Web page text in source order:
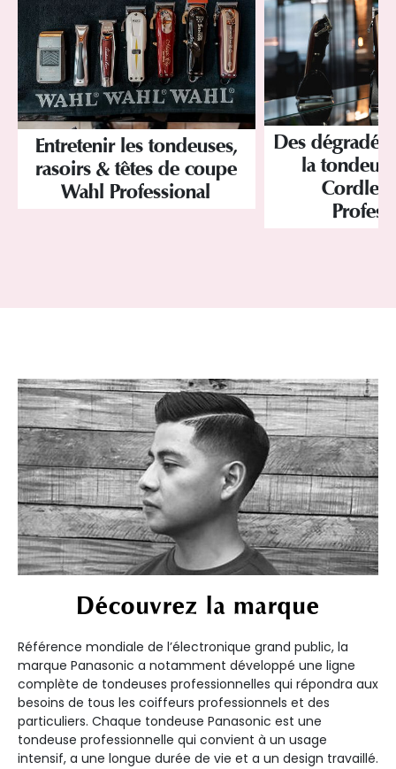
Entretenir les tondeuses,
rasoirs & têtes de coupe
Wahl Professional
Des dégradés
la
Découvrez la marque
Référence mondiale de l’électronique grand public, la
marque Panasonic a notamment développé une ligne
complète de tondeuses professionnelles qui répondra aux
besoins de tous les coiffeurs professionnels et des
particuliers. Chaque tondeuse Panasonic est une
tondeuse professionnelle qui convient à un usage
intensif, a une longue durée de vie et a un design travaillé.